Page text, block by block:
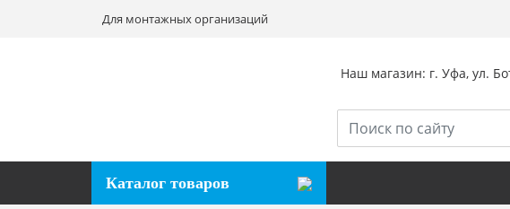
Для монтажных организаций
Наш магазин: г. Уфа, ул.
Каталог товаров